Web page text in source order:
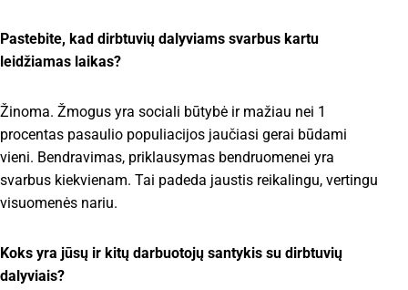
Pastebite, kad dirbtuvių dalyviams svarbus kartu
leidžiamas laikas?
Žinoma. Žmogus yra sociali būtybė ir mažiau nei 1
procentas pasaulio populiacijos jaučiasi gerai būdami
vieni. Bendravimas, priklausymas bendruomenei yra
svarbus kiekvienam. Tai padeda jaustis reikalingu, vertingu
visuomenės nariu.
Koks yra jūsų ir kitų darbuotojų santykis su dirbtuvių
dalyviais?